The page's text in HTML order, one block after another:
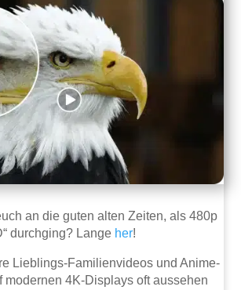
an die guten alten Zeiten, als 480p
durchging? Lange her!
Lieblings-Familienvideos und Anime-
modernen 4K-Displays oft aussehen